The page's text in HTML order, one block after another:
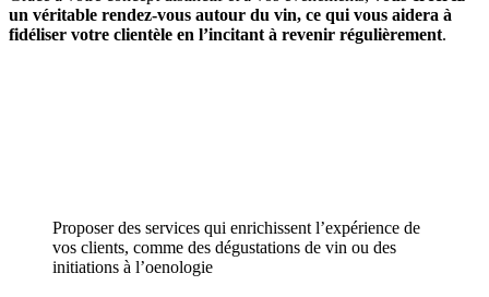
un véritable rendez-vous autour du vin, ce qui vous aidera à
fidéliser votre clientèle en l’incitant à revenir régulièrement.
Proposer des services qui enrichissent l’expérience de
vos clients, comme des dégustations de vin ou des
initiations à l’oenologie